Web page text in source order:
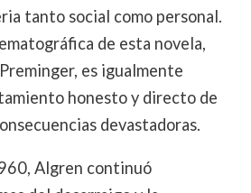
tanto social como personal.
de esta novela,
es igualmente
honesto y directo de
devastadoras.
Algren continuó